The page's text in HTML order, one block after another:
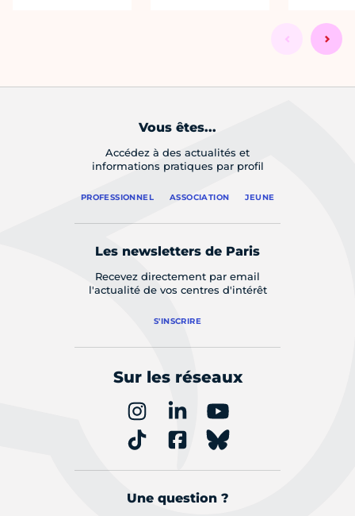
Vous êtes...
Accédez à des actualités et
informations pratiques par profil
PROFESSIONNEL ASSOCIATION JEUNE
Les newsletters de Paris
Recevez directement par email
l'actualité de vos centres d'intérêt
S'INSCRIRE
Sur les réseaux
Une question ?